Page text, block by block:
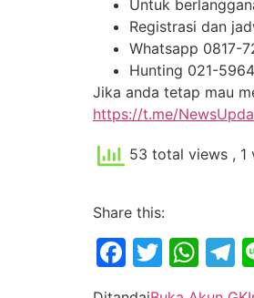
Untuk
Registrasi dan
Whatsapp 0817-
Hunting 021-
Jika anda tetap mau
https://t.me/
53 total views , 1
Share this: